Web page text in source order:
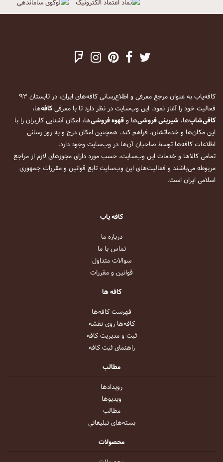
کافه‌یاب به عنوان مرجع معرفی و اطلاع‌رسانی کافه‌های ایران، در تابستان ۹۳
فعالیت خود را آغاز نمود. این وب‌سایت در نظر دارد تا با معرفیکافه‌ها،
کافی‌شاپ‌ها، شیرینی فروشی‌ها وقهوه فروشی‌ها، امکان آشنایی کاربران را با
این مکان‌ها و خدماتشان، فراهم کند. همچنین امکان درج و به روز رسانی
اطلاعات کافه‌ها توسط صاحبان آن‌ها در وب‌سایت وجود دارد.
تمامی کالاها و خدمات این وب‌سایت، حسب مورد دارای مجوزهای لازم از مراجع
مربوطه می‌باشند و فعالیت‌های این وب‌سایت تابع قوانین و مقررات جمهوری
اسلامی ایران است.
کافه یاب
درباره ما
تماس با ما
سوالات متداول
قوانین و مقررات
کافه ها
فهرست کافه‌ها
کافه‌ها روی نقشه
ثبت و مدیریت کافه
راهنمای ثبت کافه
مطالب
رویداد‌ها
ویدیو‌ها
مطالب
بسته‌های تبلیغاتی
محصولات